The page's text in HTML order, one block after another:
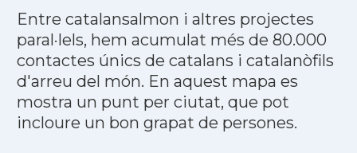
Entre catalansalmon i altres projectes
paral·lels, hem acumulat més de 80.000
contactes únics de catalans i catalanòfils
d'arreu del món. En aquest mapa es
mostra un punt per ciutat, que pot
incloure un bon grapat de persones.